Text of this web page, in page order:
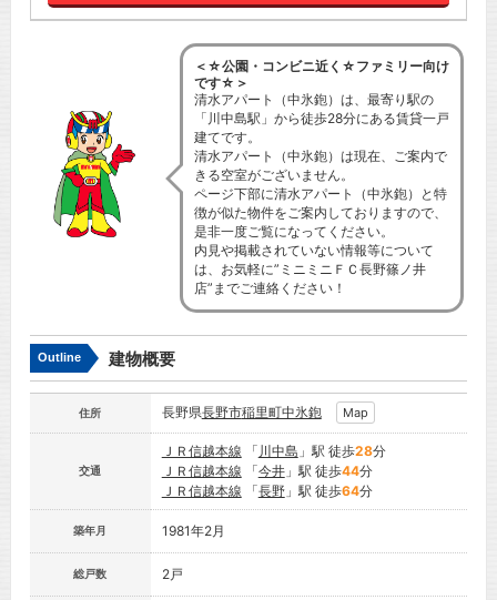
＜☆公園・コンビニ近く☆ファミリー向け
です☆＞
清水アパート（中氷鉋）は、最寄り駅の
「川中島駅」から徒歩28分にある賃貸一戸
建てです。
清水アパート（中氷鉋）は現在、ご案内で
きる空室がございません。
ページ下部に清水アパート（中氷鉋）と特
徴が似た物件をご案内しておりますので、
是非一度ご覧になってください。
内見や掲載されていない情報等について
は、お気軽に”ミニミニＦＣ長野篠ノ井
店”までご連絡ください！
Outline 建物概要
住所 長野県長野市稲里町中氷鉋 Map
交通
ＪＲ信越本線 「 川中島 」駅 徒歩28分
ＪＲ信越本線 「今井」駅 徒歩44分
ＪＲ信越本線 「長野」駅 徒歩64分
築年月 1981年2月
総戸数 2戸